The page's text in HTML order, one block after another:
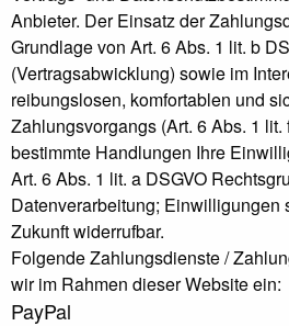
Anbieter. Der Einsatz der
Grundlage von Art. 6 Abs. 1 lit. b
(Vertragsabwicklung) sowie im
reibungslosen, komfortablen und
Zahlungsvorgangs (Art. 6 Abs. 1 lit.
bestimmte Handlungen Ihre
Art. 6 Abs. 1 lit. a DSGVO
Datenverarbeitung; Einwilligungen
Zukunft widerrufbar.
Folgende Zahlungsdienste /
wir im Rahmen dieser Website ein:
PayPal